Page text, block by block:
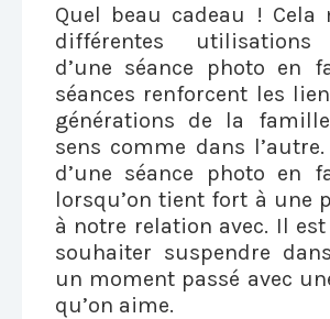
Quel beau cadeau ! Cela
différentes utilisations
d’une séance photo en
séances renforcent les
générations de la
sens comme dans l’autre.
d’une séance photo en
lorsqu’on tient fort à une
à notre relation avec. Il
souhaiter suspendre
un moment passé avec
qu’on aime.